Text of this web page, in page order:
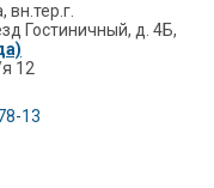
вн.тер.г.
Гостиничный, д. 4Б,
12
13